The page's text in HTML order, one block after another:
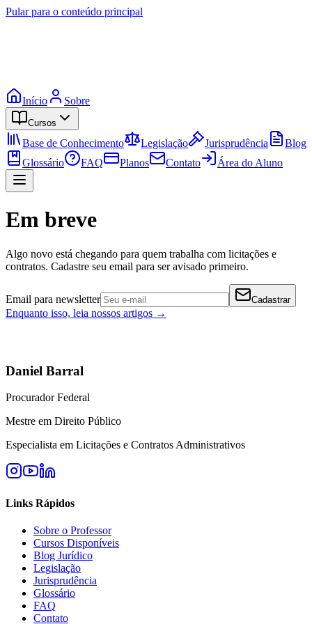
Pular para o conteúdo principal
Início Sobre
Cursos
Base de Conhecimento Legislação Jurisprudência
Blog
Glossário
FAQ Planos Contato Área do Aluno
Em breve
Algo novo está chegando para quem trabalha com licitações e
contratos. Cadastre seu email para ser avisado primeiro.
Email para newsletter Cadastrar
Enquanto isso, leia nossos artigos →
Daniel Barral
Procurador Federal
Mestre em Direito Público
Especialista em Licitações e Contratos Administrativos
Links Rápidos
Sobre o Professor
Cursos Disponíveis
Blog Jurídico
Legislação
Jurisprudência
Glossário
FAQ
Contato